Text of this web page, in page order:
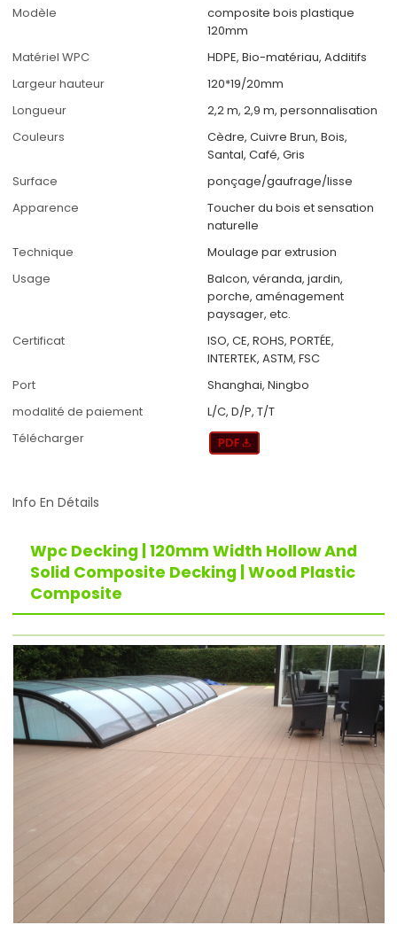
Modèle
composite bois plastique
120mm
Matériel WPC
HDPE, Bio-matériau, Additifs
Largeur hauteur
120*19/20mm
Longueur
2,2 m, 2,9 m, personnalisation
Couleurs
Cèdre, Cuivre Brun, Bois,
Santal, Café, Gris
Surface
ponçage/gaufrage/lisse
Apparence
Toucher du bois et sensation
naturelle
Technique
Moulage par extrusion
Usage
Balcon, véranda, jardin,
porche, aménagement
paysager, etc.
Certificat
ISO, CE, ROHS, PORTÉE,
INTERTEK, ASTM, FSC
Port
Shanghai, Ningbo
modalité de paiement
L/C, D/P, T/T
Télécharger
Info En Détails
Wpc Decking | 120mm Width Hollow And
Solid Composite Decking | Wood Plastic
Composite